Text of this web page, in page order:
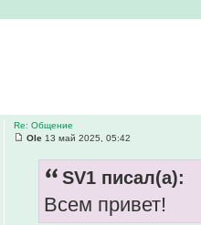
Re: Общение
Ole 13 май 2025, 05:42
SV1 писал(а):
Всем привет!